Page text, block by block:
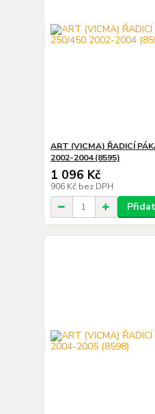
ART (VICMA) ŘADICÍ
2002-2004 (8595)
1 096 Kč
906 Kč bez DPH